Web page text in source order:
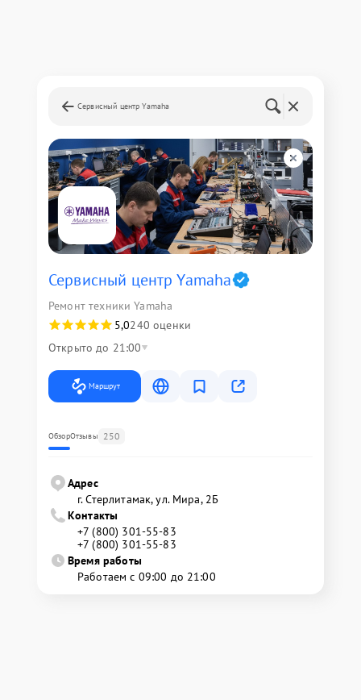
Сервисный центр Yamaha
Сервисный центр Yamaha
Ремонт техники Yamaha
5,0240 оценки
Открыто до 21:00
Маршрут
ОбзорОтзывы 250
Адрес
г. Стерлитамак, ул. Мира, 2Б
Контакты
+7 (800) 301-55-83
+7 (800) 301-55-83
Время работы
Работаем с 09:00 до 21:00